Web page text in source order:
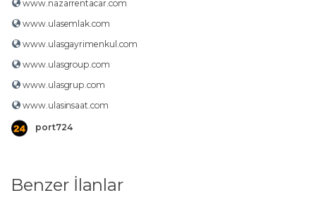
www.nazarrentacar.com
www.ulasemlak.com
www.ulasgayrimenkul.com
www.ulasgroup.com
www.ulasgrup.com
www.ulasinsaat.com
port724
Benzer İlanlar